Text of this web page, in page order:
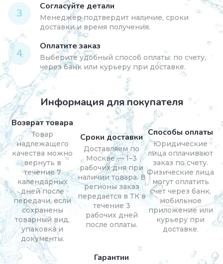
3
Согласуйте детали
Менеджер подтвердит наличие, сроки
доставки и время получения.
4
Оплатите заказ
Выберите удобный способ оплаты: по счету,
через банк или курьеру при доставке.
Информация для покупателя
Возврат товара
Товар
надлежащего
качества можно
вернуть в
течение 7
календарных
дней после
передачи, если
сохранены
товарный вид,
упаковка и
документы.
Сроки доставки
Доставляем по
Москве — 1–3
рабочих дня при
наличии товара. В
регионы заказ
передается в ТК в
течение 3
рабочих дней
после оплаты.
Способы оплаты
Юридические
лица оплачивают
заказ по счету.
Физические лица
могут оплатить
счет через банк,
мобильное
приложение или
курьеру при
доставке.
Гарантии